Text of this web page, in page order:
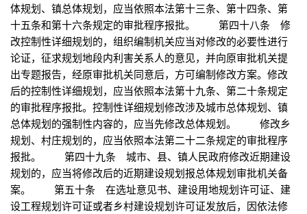
体规划、镇总体规划，应当依照本法第十三条、第十四条、第
十五条和第十六条规定的审批程序报批。 第四十八条 修
改控制性详细规划的，组织编制机关应当对修改的必要性进行
论证，征求规划地段内利害关系人的意见，并向原审批机关提
出专题报告，经原审批机关同意后，方可编制修改方案。修改
后的控制性详细规划，应当依照本法第十九条、第二十条规定
的审批程序报批。控制性详细规划修改涉及城市总体规划、镇
总体规划的强制性内容的，应当先修改总体规划。 修改乡
规划、村庄规划的，应当依照本法第二十二条规定的审批程序
报批。 第四十九条 城市、县、镇人民政府修改近期建设
规划的，应当将修改后的近期建设规划报总体规划审批机关备
案。 第五十条 在选址意见书、建设用地规划许可证、建
设工程规划许可证或者乡村建设规划许可证发放后，因依法修